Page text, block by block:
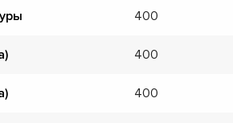
400
400
400